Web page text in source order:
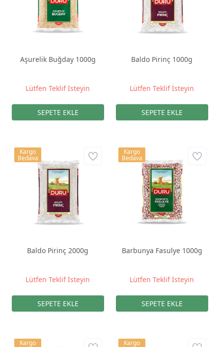
Aşurelik Buğday 1000g
Lütfen Teklif İsteyin
Baldo Pirinç 1000g
Lütfen Teklif İsteyin
Baldo Pirinç 2000g
Lütfen Teklif İsteyin
Kargo
Bedava
Barbunya Fasulye 1000g
Lütfen Teklif İsteyin
Kargo
Bedava
Kargo Kargo